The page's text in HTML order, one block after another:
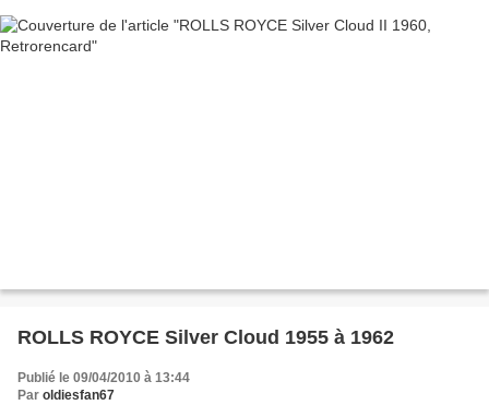
ROLLS ROYCE Silver Cloud 1955 à 1962
Publié le 09/04/2010 à 13:44
Par oldiesfan67